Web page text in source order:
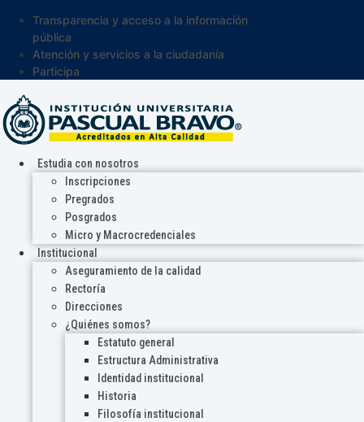
Transparencia y acceso a la información
pública
Atención y servicios a la ciudadanía
Participa
Estudia con nosotros
Inscripciones
Pregrados
Posgrados
Micro y Macrocredenciales
Institucional
Aseguramiento de la calidad
Rectoría
Direcciones
¿Quiénes somos?
Estatuto general
Estructura Administrativa
Identidad institucional
Historia
Filosofía institucional